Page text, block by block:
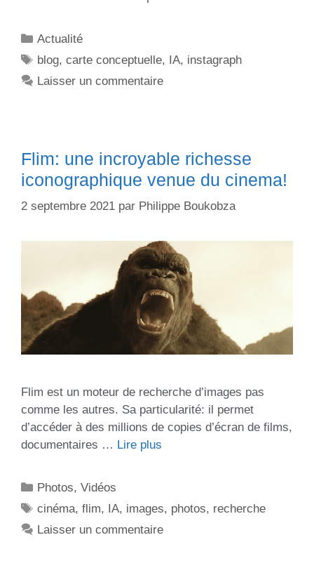
Actualité
blog,carte conceptuelle, IA, instagraph
Laisser un commentaire
Flim: une incroyable richesse
iconographique venue du cinema!
2 septembre 2021 par Philippe Boukobza
Flim est un moteur de recherche d’images pas
comme les autres. Sa particularité: il permet
d’accéder à des millions de copies d’écran de films,
documentaires … Lire plus
Photos,Vidéos
cinéma,flim, IA, images, photos, recherche
Laisser un commentaire